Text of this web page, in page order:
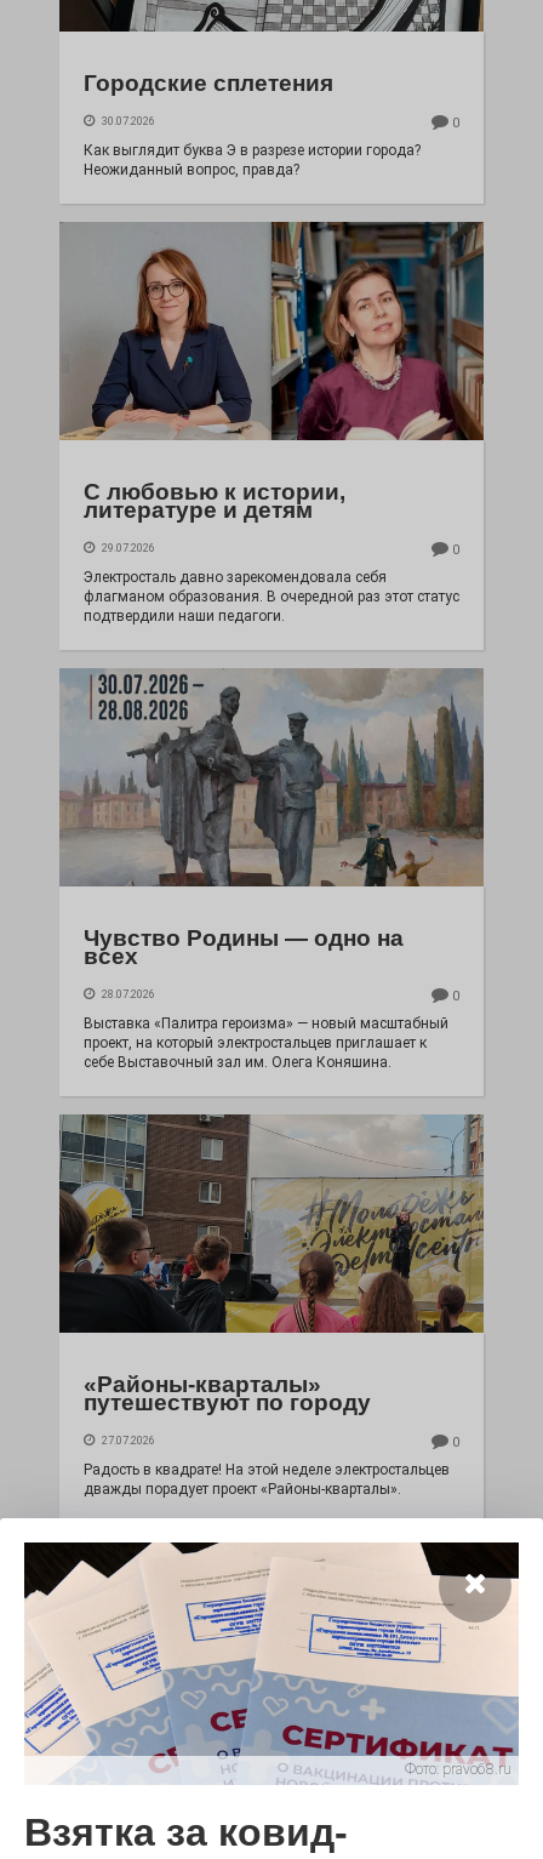
Городские сплетения
30.07.2026 0
Как выглядит буква Э в разрезе истории города?
Неожиданный вопрос, правда?
С любовью к истории,
литературе и детям
29.07.2026 0
Электросталь давно зарекомендовала себя
флагманом образования. В очередной раз этот статус
подтвердили наши педагоги.
Чувство Родины — одно на
всех
28.07.2026 0
Выставка «Палитра героизма» — новый масштабный
проект, на который электростальцев приглашает к
себе Выставочный зал им. Олега Коняшина.
«Районы-кварталы»
путешествуют по городу
27.07.2026 0
Радость в квадрате! На этой неделе электростальцев
дважды порадует проект «Районы-кварталы».
26.07.2026
Фото: pravo68.ru
Взятка за ковид-